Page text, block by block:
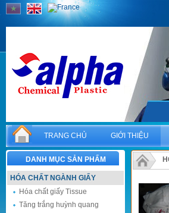
TRANG CHỦ GIỚI THIỆU
DANH MỤC SẢN PHẨM
HÓA CHẤT NGÀNH GIẤY
Hóa chất giấy Tissue
Tăng trắng huỳnh quang